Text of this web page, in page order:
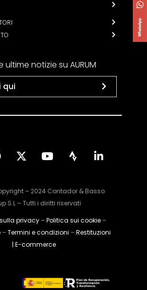
ultime notizie su AURUM
qui
– 2024 Contador & Basso
S.L – Tutti i diritti riservati
privacy –Politica sui cookie –
–Termini e condizioni –Restituzioni
| E-commerce